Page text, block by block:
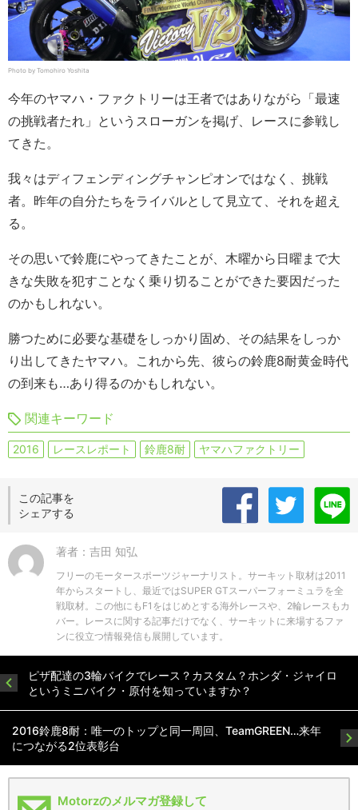
Photo by Tomohiro Yoshita
今年のヤマハ・ファクトリーは王者ではありながら「最速
の挑戦者たれ」というスローガンを掲げ、レースに参戦し
てきた。
我々はディフェンディングチャンピオンではなく、挑戦
者。昨年の自分たちをライバルとして見立て、それを超え
る。
その思いで鈴鹿にやってきたことが、木曜から日曜まで大
きな失敗を犯すことなく乗り切ることができた要因だった
のかもしれない。
勝つために必要な基礎をしっかり固め、その結果をしっか
り出してきたヤマハ。これから先、彼らの鈴鹿8耐黄金時代
の到来も…あり得るのかもしれない。
関連キーワード
2016 レースレポート 鈴鹿8耐 ヤマハファクトリー
この記事を
シェアする
著者：吉田 知弘
フリーのモータースポーツジャーナリスト。サーキット取材は2011
年からスタートし、最近ではSUPER GTスーパーフォーミュラを全
戦取材。この他にもF1をはじめとする海外レースや、2輪レースもカ
バー。レースに関する記事だけでなく、サーキットに来場するファ
ンに役立つ情報発信も展開しています。
ピザ配達の3輪バイクでレース？カスタム？ホンダ・ジャイロ
というミニバイク・原付を知っていますか？
2016鈴鹿8耐：唯一のトップと同一周回、TeamGREEN…来年
につながる2位表彰台
Motorzのメルマガ登録して